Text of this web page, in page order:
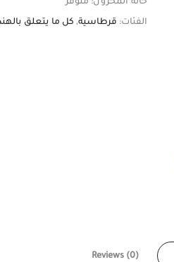
حالة المخزون: متوفر
الفئات: قرطاسية, كل ما يتعلق
Reviews (0)